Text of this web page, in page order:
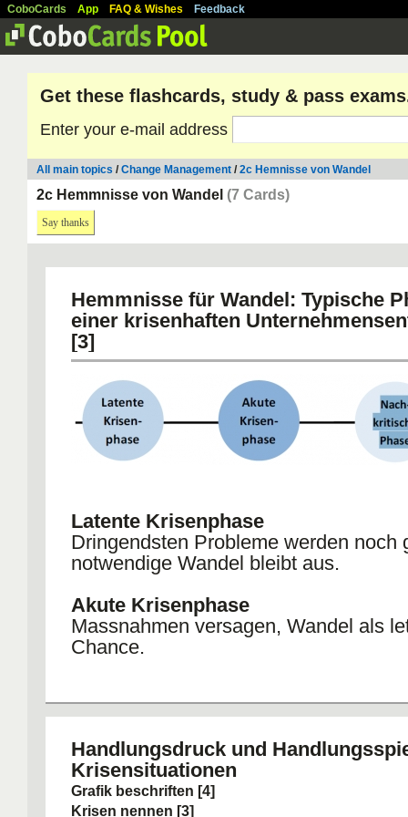
CoboCards App FAQ & Wishes Feedback
Get these flashcards, study & pass
Enter your e-mail address
All main topics /Change Management /2c Hemnisse von Wandel
2c Hemmnisse von Wandel (7 Cards)
Say thanks
Hemmnisse für Wandel: Typische
einer krisenhaften
[3]
Latente Krisenphase
Dringendsten Probleme werden noch
notwendige Wandel bleibt aus.
Akute Krisenphase
Massnahmen versagen, Wandel als
Chance.
Neuer Gleichgewichtszustand
Handlungsdruck und
Krisensituationen
Grafik beschriften [4]
Krisen nennen [3]